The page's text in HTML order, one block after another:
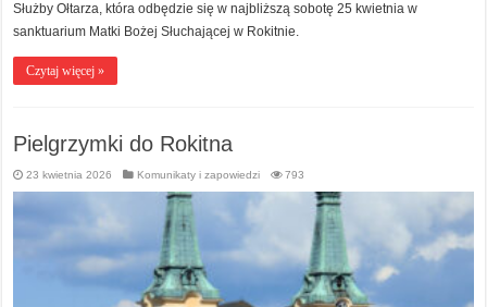
Służby Ołtarza, która odbędzie się w najbliższą sobotę 25 kwietnia w
sanktuarium Matki Bożej Słuchającej w Rokitnie.
Czytaj więcej »
Pielgrzymki do Rokitna
23 kwietnia 2026 Komunikaty i zapowiedzi 793